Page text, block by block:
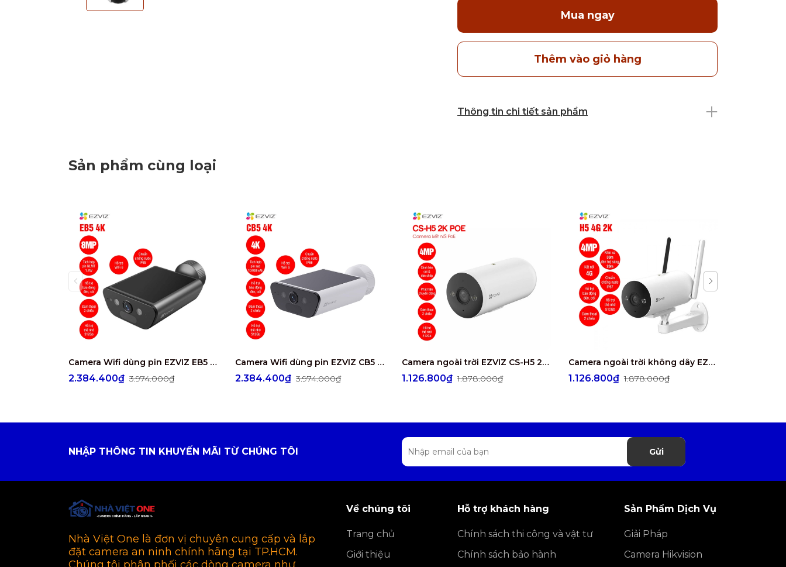
Mua ngay
Thêm vào giỏ hàng
Thông tin chi tiết sản phẩm
Sản phẩm cùng loại
Camera Wifi dùng pin EZVIZ EB5 4K 8MP
2.384.400₫ 3.974.000₫
Camera Wifi dùng pin EZVIZ CB5 4K
2.384.400₫ 3.974.000₫
Camera ngoài trời EZVIZ CS-H5 2K POE
1.126.800₫1.878.000₫
Camera ngoài trời không dây EZVIZ H5 4G 2K
1.126.800₫1.878.000₫
NHẬP THÔNG TIN KHUYẾN MÃI TỪ CHÚNG TÔI Gửi
Nhà Việt One là đơn vị chuyên cung cấp và lắp
đặt camera an ninh chính hãng tại TP.HCM.
Về chúng tôi
Trang chủ
Giới thiệu
Hỗ trợ khách hàng
Chính sách thi công và vật tư
Chính sách bảo hành
Sản Phẩm Dịch Vụ
Giải Pháp
Camera Hikvision